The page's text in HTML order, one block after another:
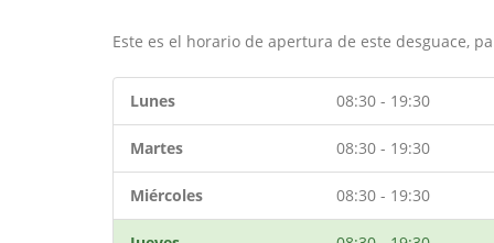
Este es el horario de apertura de este desguace,
Lunes 08:30 - 19:30
Martes 08:30 - 19:30
Miércoles 08:30 - 19:30